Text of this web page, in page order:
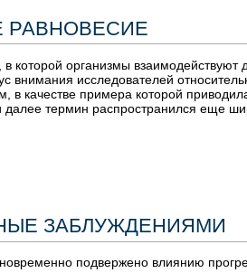
РАВНОВЕСИЕ
которой организмы взаимодействуют
внимания исследователей
в качестве примера которой
термин распространился еще
ЗАБЛУЖДЕНИЯМИ
подвержено влиянию